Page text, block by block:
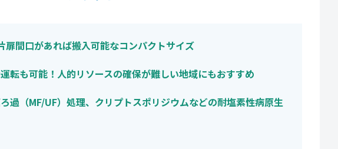
間口があれば搬入可能なコンパクトサイズ
転も可能！人的リソースの確保が難しい地域にもおすすめ
過（MF/UF）処理、クリプトスポリジウムなどの耐塩素性病原生